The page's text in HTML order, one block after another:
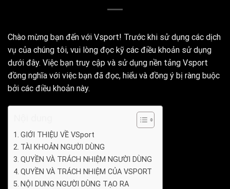
Chào mừng bạn đến với Vsport! Trước khi sử dụng các dịch
vụ của chúng tôi, vui lòng đọc kỹ các điều khoản sử dụng
dưới đây. Việc bạn truy cập và sử dụng nền tảng Vsport
đồng nghĩa với việc bạn đã đọc, hiểu và đồng ý bị ràng buộc
bởi các điều khoản này.
GIỚI THIỆU VỀ VSport
TÀI KHOẢN NGƯỜI DÙNG
QUYỀN VÀ TRÁCH NHIỆM NGƯỜI DÙNG
QUYỀN VÀ TRÁCH NHIỆM CỦA VSPORT
NỘI DUNG NGƯỜI DÙNG TẠO RA